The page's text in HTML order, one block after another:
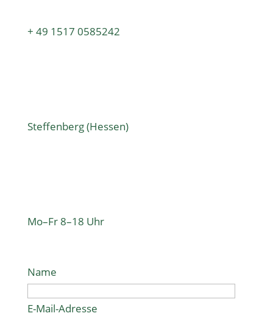
+ 49 1517 0585242
Steffenberg (Hessen)
Mo–Fr 8–18 Uhr
Name
E-Mail-Adresse